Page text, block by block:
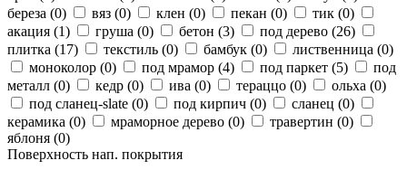
береза (0) вяз (0) клен (0) пекан (0) тик (0)
акация (1) груша (0) бетон (3) под дерево (26)
плитка (17) текстиль (0) бамбук (0) лиственница (0)
моноколор (0) под мрамор (4) под паркет (5)
под
металл (0) кедр (0) ива (0) тераццо (0) ольха (0)
под сланец-slate (0) под кирпич (0) сланец (0)
керамика (0) мраморное дерево (0) травертин (0)
яблоня (0)
Поверхность нап. покрытия